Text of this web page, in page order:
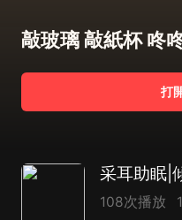
敲玻璃 敲紙杯 咚
打
采耳助眠|
108次播放